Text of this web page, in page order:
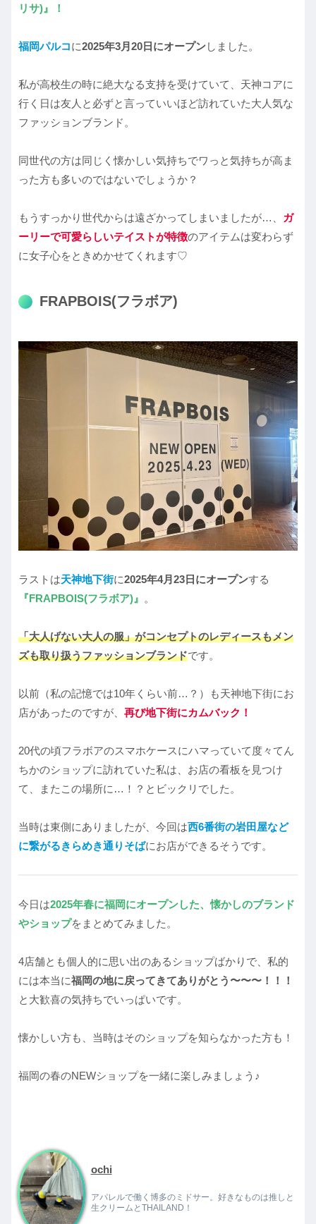
リサ)』！
福岡パルコに2025年3月20日にオープンしました。
私が高校生の時に絶大なる支持を受けていて、天神コアに
行く日は友人と必ずと言っていいほど訪れていた大人気な
ファッションブランド。
同世代の方は同じく懐かしい気持ちでワっと気持ちが高ま
った方も多いのではないでしょうか？
もうすっかり世代からは遠ざかってしまいましたが…、 ガ
ーリーで可愛らしいテイストが特徴のアイテムは変わらず
に女子心をときめかせてくれます♡
FRAPBOIS(フラボア)
ラストは天神地下街に2025年4月23日にオープンする
『FRAPBOIS(フラボア)』 。
「大人げない大人の服」がコンセプトのレディースもメン
ズも取り扱うファッションブランドです。
以前（私の記憶では10年くらい前…？）も天神地下街にお
店があったのですが、 再び地下街にカムバック！
20代の頃フラボアのスマホケースにハマっていて度々てん
ちかのショップに訪れていた私は、お店の看板を見つけ
て、またこの場所に…！？とビックリでした。
当時は東側にありましたが、今回は西6番街の岩田屋など
に繋がるきらめき通りそばにお店ができるそうです。
今日は2025年春に福岡にオープンした、懐かしのブランド
やショップをまとめてみました。
4店舗とも個人的に思い出のあるショップばかりで、私的
には本当に福岡の地に戻ってきてありがとう〜〜〜！！！
と大歓喜の気持ちでいっぱいです。
懐かしい方も、当時はそのショップを知らなかった方も！
福岡の春のNEWショップを一緒に楽しみましょう♪
ochi
アパレルで働く博多のミドサー。好きなものは推しと
生クリームとTHAILAND！